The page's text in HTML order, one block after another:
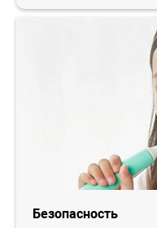
Безопасность